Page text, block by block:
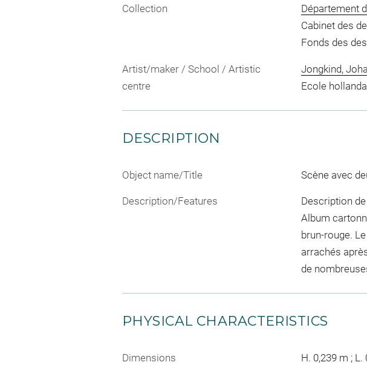
Collection
Département
Cabinet des
Fonds des
Artist/maker / School / Artistic
centre
Jongkind,
Ecole
DESCRIPTION
Object name/Title Scène avec
Description/Features
Description
Album
brun-rouge.
arrachés
de
PHYSICAL CHARACTERISTICS
Dimensions H. 0,239 m ; L.